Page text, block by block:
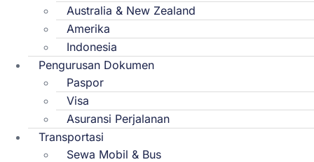
Australia & New Zealand
Amerika
Indonesia
Pengurusan Dokumen
Paspor
Visa
Asuransi Perjalanan
Transportasi
Sewa Mobil & Bus